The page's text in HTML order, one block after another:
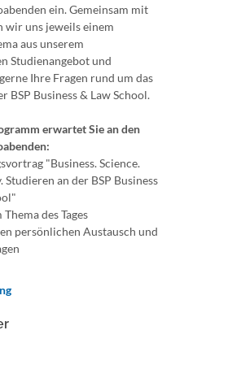
ein. Gemeinsam mit
wir uns jeweils einem
aus unserem
Studienangebot und
Ihre Fragen rund um das
BSP Business & Law School.
erwartet Sie an den
"Business. Science.
Studieren an der BSP Business
Thema des Tages
persönlichen Austausch und